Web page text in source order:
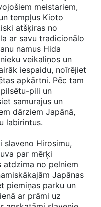
meistariem,
tempļus Kioto
atšķiras no
ar savu tradicionālo
namus Hida
veikaliņos un
iespaidu, noīrējiet
apkārtni. Pēc tam
pili un
samurajus un
dārziem Japānā,
labirintus.
slaveno Hirosimu,
par mērķi
atdzima no pelniem
Japānas
piemiņas parku un
ar prāmi uz